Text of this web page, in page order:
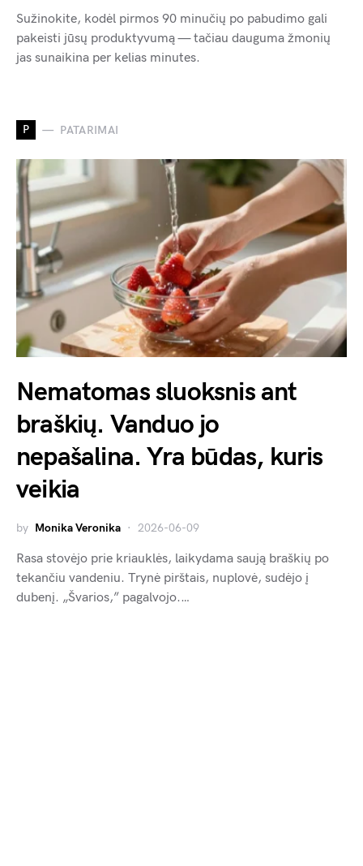
Sužinokite, kodėl pirmos 90 minučių po pabudimo gali
pakeisti jūsų produktyvumą — tačiau dauguma žmonių
jas sunaikina per kelias minutes.
P PATARIMAI
Nematomas sluoksnis ant
braškių. Vanduo jo
nepašalina. Yra būdas, kuris
veikia
by Monika Veronika 2026-06-09
Rasa stovėjo prie kriauklės, laikydama saują braškių po
tekančiu vandeniu. Trynė pirštais, nuplovė, sudėjo į
dubenį. „Švarios,” pagalvojo.…